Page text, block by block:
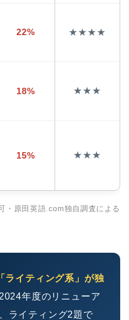
22% ★★★★
18% ★★★
15% ★★★
・原田英語.com独自調査による
ライティング系」が独
年度のリニューア
ライティング2題で